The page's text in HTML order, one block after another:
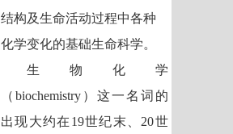
结构及生命活动过程中各种
化学变化的基础生命科学。
生物化学
（biochemistry）这一名词的
出现大约在19世纪末、20世